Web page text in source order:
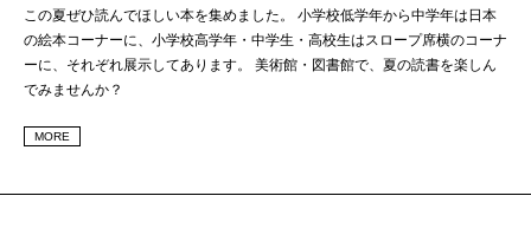
この夏ぜひ読んでほしい本を集めました。 小学校低学年から中学年は日本
の絵本コーナーに、小学校高学年・中学生・高校生はスロープ席横のコーナ
ーに、それぞれ展示してあります。 美術館・図書館で、夏の読書を楽しん
でみませんか？
MORE